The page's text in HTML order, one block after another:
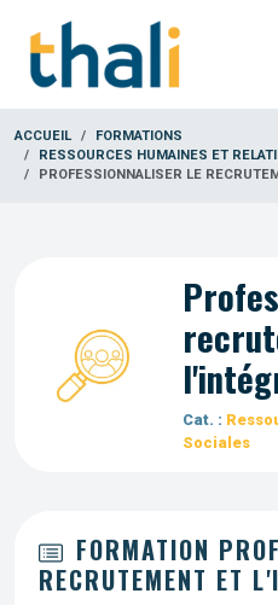
ACCUEIL
FORMATIONS
RESSOURCES HUMAINES ET
PROFESSIONNALISER LE
Cat. :
Sociales
FORMATION
RECRUTEMENT ET